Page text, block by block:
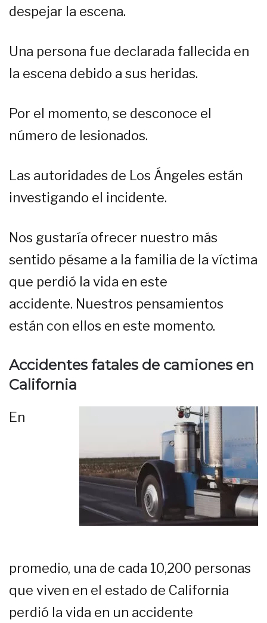
despejar la escena.
Una persona fue declarada fallecida en
la escena debido a sus heridas.
Por el momento, se desconoce el
número de lesionados.
Las autoridades de Los Ángeles están
investigando el incidente.
Nos gustaría ofrecer nuestro más
sentido pésame a la familia de la víctima
que perdió la vida en este
accidente. Nuestros pensamientos
están con ellos en este momento.
Accidentes fatales de camiones en
California
En
promedio, una de cada 10,200 personas
que viven en el estado de California
perdió la vida en un accidente